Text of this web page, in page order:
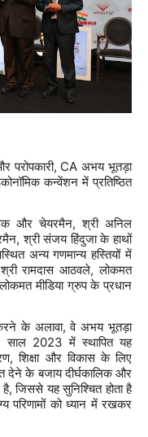
परोपकारी, CAअभय भूतड़ा
कन्वेंशन में प्रतिष्ठित
और चेयरमैन,श्री अनिल
,श्री संजय हिंदुजा के हाथों
अन्य गणमान्य हस्तियों में
श्री रामदास आठवले,लोकमत
लोकमत मीडिया ग्रुप के प्रधान
के अलावा,वे अभय भूतड़ा
साल 2023में स्थापित यह
,शिक्षा और विकास के लिए
देने के बजाय दीर्घकालिक और
है,जिससे यह सुनिश्चित होता है
परिणामों को ध्यान में रखकर